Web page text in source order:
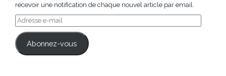
recevoir une notification de chaque nouvel article par email.
Adresse
e-
mail
Abonnez-vous